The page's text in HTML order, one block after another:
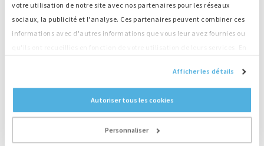
votre utilisation de notre site avec nos partenaires pour les réseaux
sociaux, la publicité et l'analyse. Ces partenaires peuvent combiner ces
informations avec d'autres informations que vous leur avez fournies ou
Afficher les détails
Autoriser tous les cookies
Personnaliser
M3009 55 kW
GÉNÉRATEURS EN STOCK